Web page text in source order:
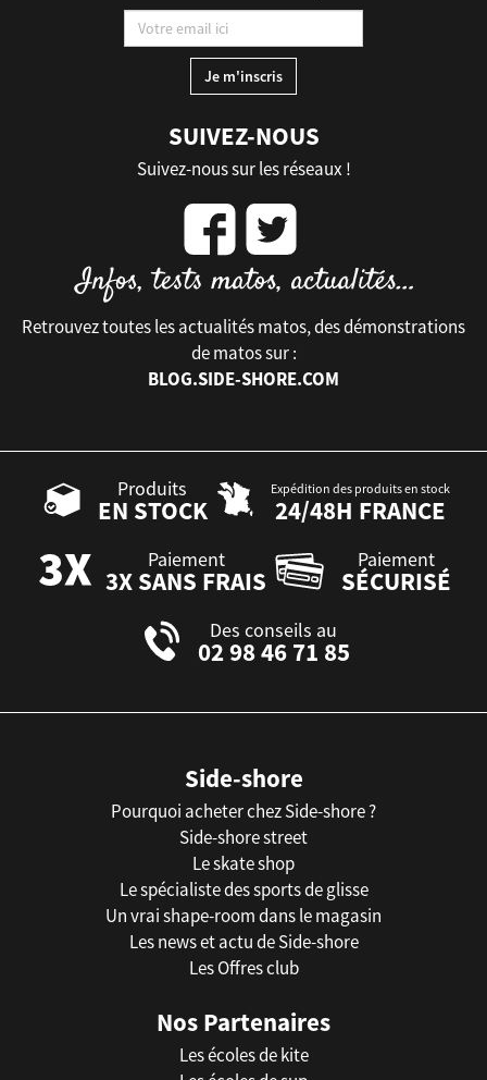
SUIVEZ-NOUS
Suivez-nous sur les réseaux !
Retrouvez toutes les actualités matos, des démonstrations
de matos sur :
BLOG.SIDE-SHORE.COM
Produits
EN STOCK
Expédition des produits en stock
24/48H FRANCE
Paiement
3X SANS FRAIS
Paiement
SÉCURISÉ
Des conseils au
02 98 46 71 85
Side-shore
Pourquoi acheter chez Side-shore ?
Side-shore street
Le skate shop
Le spécialiste des sports de glisse
Un vrai shape-room dans le magasin
Les news et actu de Side-shore
Les Offres club
Nos Partenaires
Les écoles de kite